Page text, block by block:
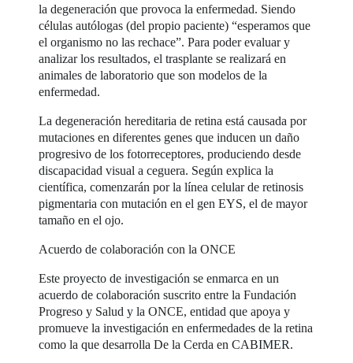
la degeneración que provoca la enfermedad. Siendo
células autólogas (del propio paciente) “esperamos que
el organismo no las rechace”. Para poder evaluar y
analizar los resultados, el trasplante se realizará en
animales de laboratorio que son modelos de la
enfermedad.
La degeneración hereditaria de retina está causada por
mutaciones en diferentes genes que inducen un daño
progresivo de los fotorreceptores, produciendo desde
discapacidad visual a ceguera. Según explica la
científica, comenzarán por la línea celular de retinosis
pigmentaria con mutación en el gen EYS, el de mayor
tamaño en el ojo.
Acuerdo de colaboración con la ONCE
Este proyecto de investigación se enmarca en un
acuerdo de colaboración suscrito entre la Fundación
Progreso y Salud y la ONCE, entidad que apoya y
promueve la investigación en enfermedades de la retina
como la que desarrolla De la Cerda en CABIMER.